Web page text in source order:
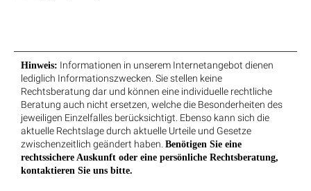
Hinweis: Informationen in unserem Internetangebot dienen
lediglich Informationszwecken. Sie stellen keine
Rechtsberatung dar und können eine individuelle rechtliche
Beratung auch nicht ersetzen, welche die Besonderheiten des
jeweiligen Einzelfalles berücksichtigt. Ebenso kann sich die
aktuelle Rechtslage durch aktuelle Urteile und Gesetze
zwischenzeitlich geändert haben. Benötigen Sie eine
rechtssichere Auskunft oder eine persönliche Rechtsberatung,
kontaktieren Sie uns bitte.